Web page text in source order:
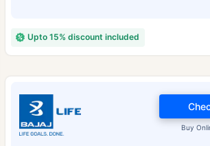
Upto 15% discount included
Buy